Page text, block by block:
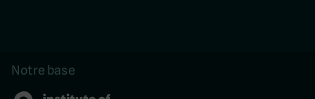
Notre base